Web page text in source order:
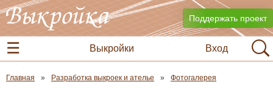
Поддержать проект
Вход
Выкройки
Главная Разработка выкроек и ателье Фотогалерея